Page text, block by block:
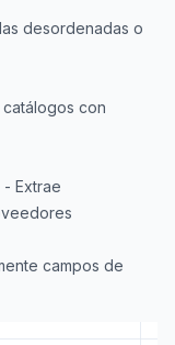
desordenadas o
con
- Extrae
campos de